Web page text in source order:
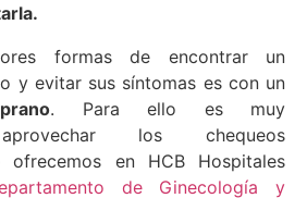
formas de encontrar un
y evitar sus síntomas es con un
. Para ello es muy
los chequeos
ofrecemos en HCB Hospitales
de Ginecología y